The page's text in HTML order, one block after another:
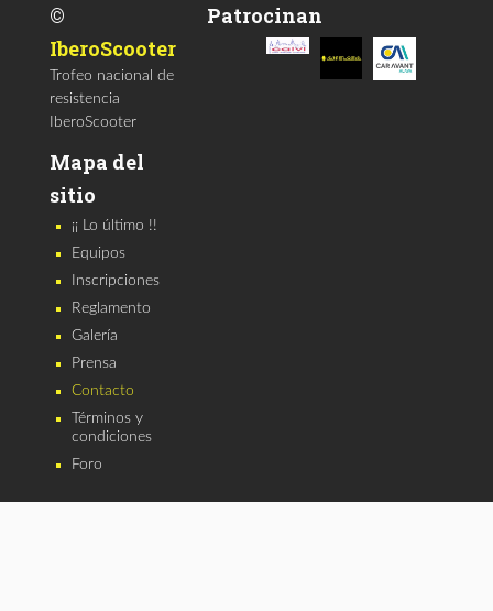
©
IberoScooter
Trofeo nacional de
resistencia
IberoScooter
Mapa del
sitio
¡¡ Lo último !!
Equipos
Inscripciones
Reglamento
Galería
Prensa
Contacto
Términos y
condiciones
Foro
Patrocinan